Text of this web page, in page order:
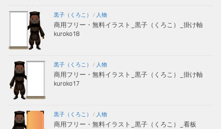
黒子（くろこ） / 人物
商用フリー・無料イラスト_黒子（くろこ）_掛け軸
kuroko18
黒子（くろこ） / 人物
商用フリー・無料イラスト_黒子（くろこ）_掛け軸
kuroko17
黒子（くろこ） / 人物
商用フリー・無料イラスト_黒子（くろこ）_看板